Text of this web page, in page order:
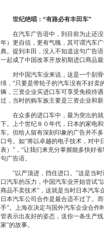
世纪绝唱：“有路必有丰田车”
在汽车广告语中，到目前为止还没
年）更自信，更有气魄，其可谓汽车
典。提到丰田，没人不知道这句广告
一起成了中国改革开放初期进口商品最
对中国汽车业来说，这是一个刻骨
绵，“只要是带轮子的汽车没有不好卖
辆，三资企业买进口车可享受免税待
过，当时的购车族主要是三资企业和
在众多的进口车中，最为突出的就
下。上个世纪８０年代，日本的家电
车。但给人留有深刻印象的广告并不
口号。如“将以卓越的电子技术，对中
表）”，“让我们来充分掌握能多快好
句广告语。
“以产顶进，挡住进口。”这是当时
口汽车的压力，中国汽车业开始尝试“
商品不卖技术”，这就是当时日本汽车
日本汽车公司合作是最合适不过了。
手”。上海在决定与国外汽车企业合作
管表示出友好的姿态，送你一条生产
家”的故事。